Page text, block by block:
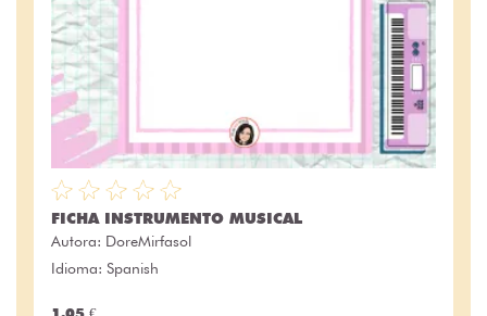
FICHA INSTRUMENTO MUSICAL
Autora: DoreMirfasol
Idioma: Spanish
1.05 €